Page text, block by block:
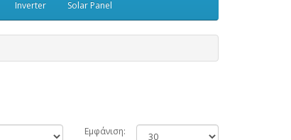
Inverter Solar Panel
Εμφάνιση: